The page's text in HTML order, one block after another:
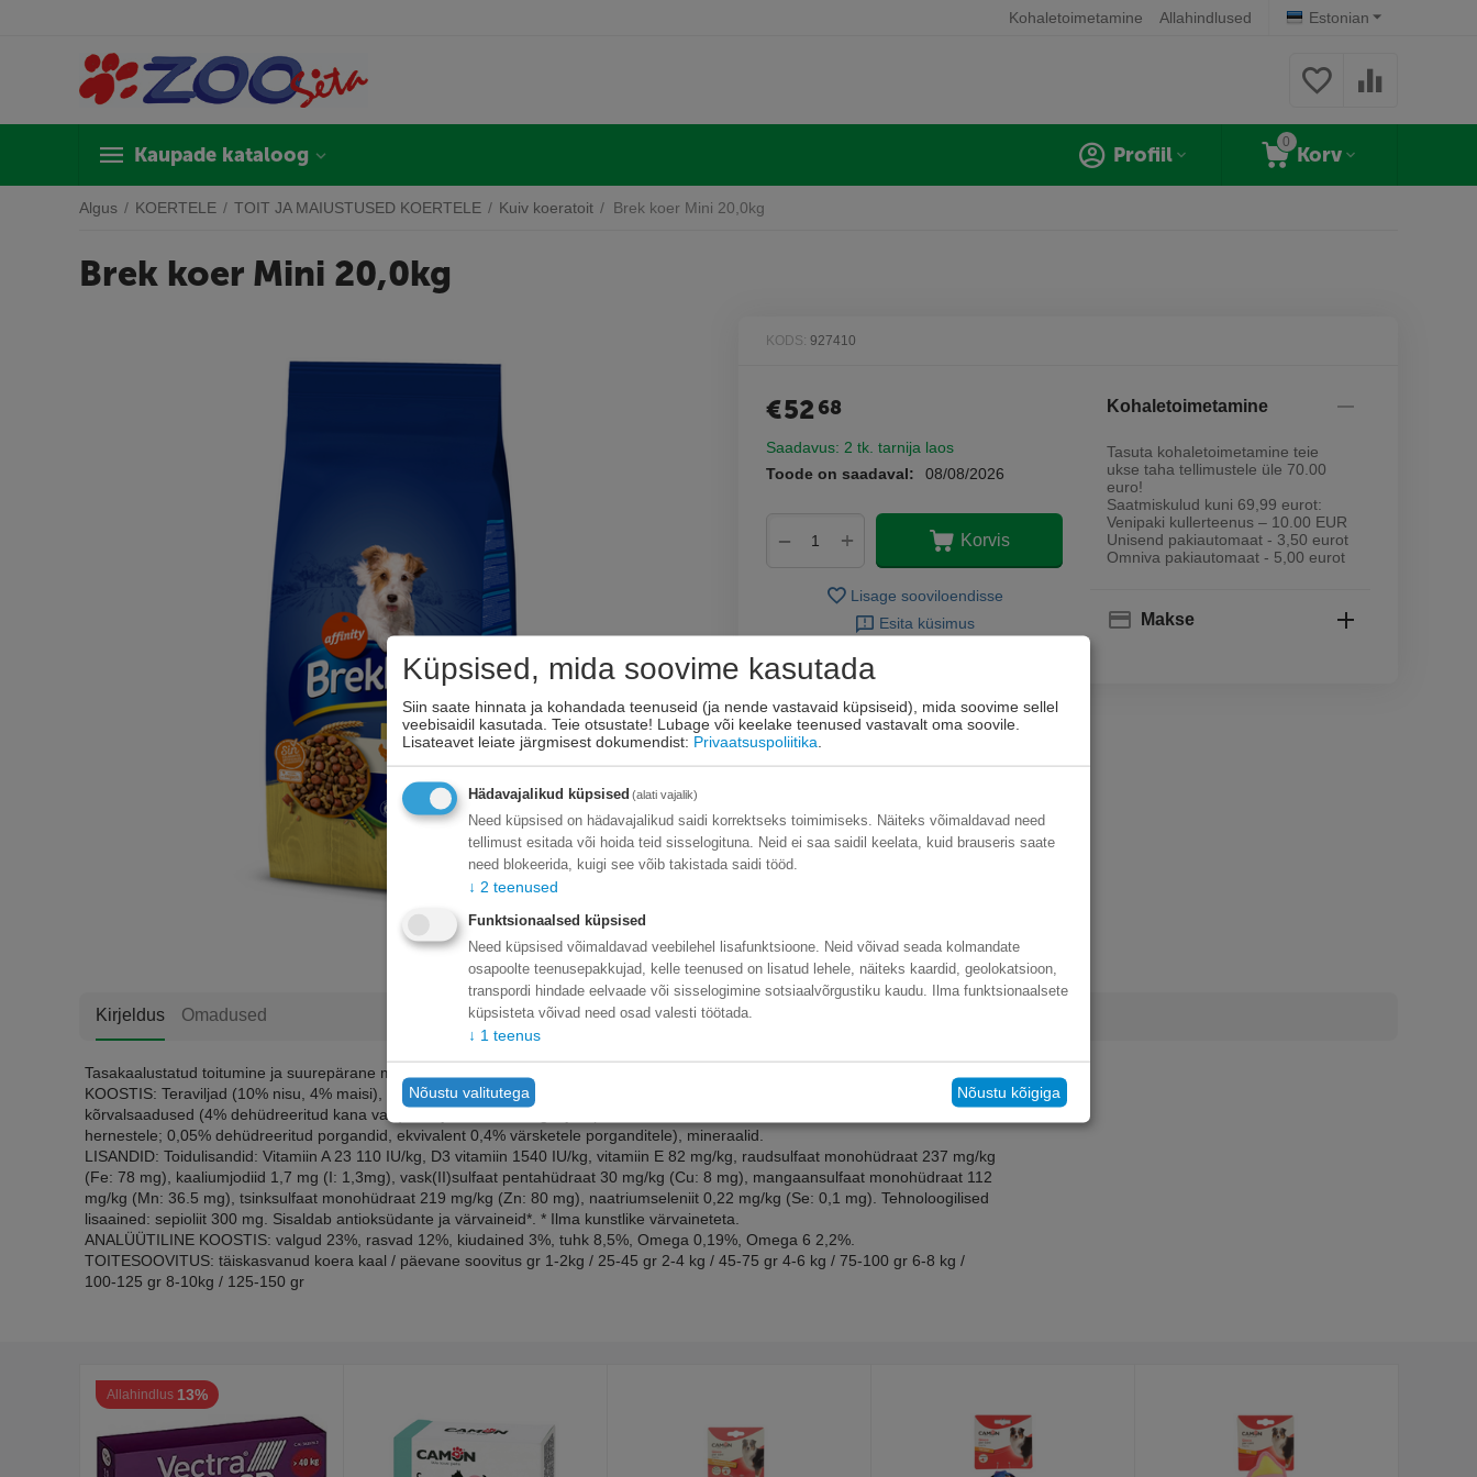
Estonian
Kohaletoimetamine Allahindlused
Kaupade kataloog
0
Korv
Profiil
Algus / KOERTELE / TOIT JA MAIUSTUSED KOERTELE / Kuiv koeratoit / Brek koer Mini 20,0kg
Brek koer Mini 20,0kg
KODS: 927410
€52 68
Saadavus: 2 tk. tarnija laos
Toode on saadaval:
08/08/2026
+
− Korvis
Lisage sooviloendisse
Esita küsimus
Kohaletoimetamine
Tasuta kohaletoimetamine teie
ukse taha tellimustele üle 70.00
euro!
Saatmiskulud kuni 69,99 eurot:
Venipaki kullerteenus – 10.00 EUR
Unisend pakiautomaat - 3,50 eurot
Omniva pakiautomaat - 5,00 eurot
Makse
Kirjeldus Omadused
Tasakaalustatud toitumine ja suurepärane maitse, uued retseptid ilma kunstlike värv- või säilitusaineteta.
KOOSTIS: Teraviljad (10% nisu, 4% maisi), köögiviljade kõrvalsaadused (2,5% peedipulp), liha-ja loomse päritoluga
kõrvalsaadused (4% dehüdreeritud kana valk), õlid ja rasvad, köögiviljad (1% dehüdreeritud herned, ekvivalent 4% värsketele
hernestele; 0,05% dehüdreeritud porgandid, ekvivalent 0,4% värsketele porganditele), mineraalid.
LISANDID: Toidulisandid: Vitamiin A 23 110 IU/kg, D3 vitamiin 1540 IU/kg, vitamiin E 82 mg/kg, raudsulfaat monohüdraat 237 mg/kg
(Fe: 78 mg), kaaliumjodiid 1,7 mg (I: 1,3mg), vask(II)sulfaat pentahüdraat 30 mg/kg (Cu: 8 mg), mangaansulfaat monohüdraat 112
mg/kg (Mn: 36.5 mg), tsinksulfaat monohüdraat 219 mg/kg (Zn: 80 mg), naatriumseleniit 0,22 mg/kg (Se: 0,1 mg). Tehnoloogilised
lisaained: sepioliit 300 mg. Sisaldab antioksüdante ja värvaineid*. * Ilma kunstlike värvaineteta.
ANALÜÜTILINE KOOSTIS: valgud 23%, rasvad 12%, kiudained 3%, tuhk 8,5%, Omega 0,19%, Omega 6 2,2%.
TOITESOOVITUS: täiskasvanud koera kaal / päevane soovitus gr 1-2kg / 25-45 gr 2-4 kg / 45-75 gr 4-6 kg / 75-100 gr 6-8 kg /
100-125 gr 8-10kg / 125-150 gr
Allahindlus 13%
Küpsised, mida soovime kasutada
Siin saate hinnata ja kohandada teenuseid (ja nende vastavaid küpsiseid), mida soovime sellel
veebisaidil kasutada. Teie otsustate! Lubage või keelake teenused vastavalt oma soovile.
Lisateavet leiate järgmisest dokumendist: Privaatsuspoliitika
Hädavajalikud küpsised (alati vajalik)
Need küpsised on hädavajalikud saidi korrektseks toimimiseks. Näiteks võimaldavad need
tellimust esitada või hoida teid sisselogituna. Neid ei saa saidil keelata, kuid brauseris saate
need blokeerida, kuigi see võib takistada saidi tööd.
↓ 2 teenused
Funktsionaalsed küpsised
Need küpsised võimaldavad veebilehel lisafunktsioone. Neid võivad seada kolmandate
osapoolte teenusepakkujad, kelle teenused on lisatud lehele, näiteks kaardid, geolokatsioon,
transpordi hindade eelvaade või sisselogimine sotsiaalvõrgustiku kaudu. Ilma funktsionaalsete
küpsisteta võivad need osad valesti töötada.
↓ 1 teenus
Nõustu valitutega Nõustu kõigiga